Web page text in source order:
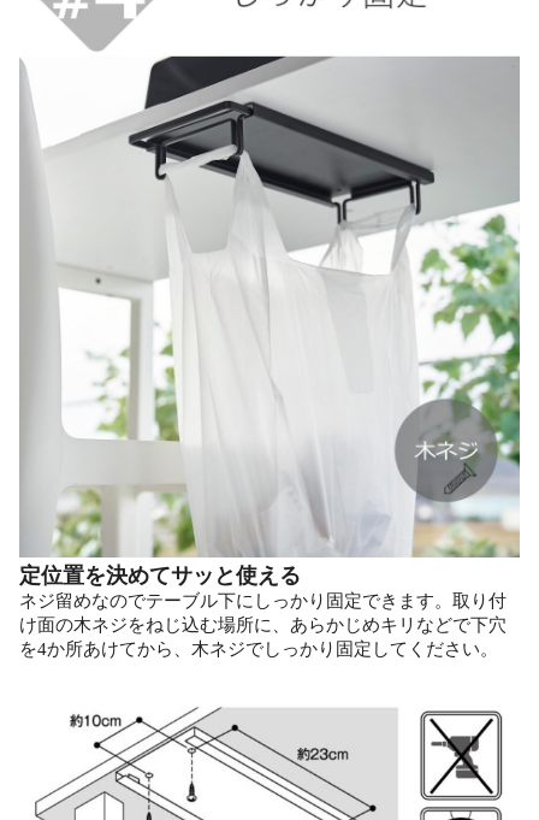
定位置を決めてサッと使える
ネジ留めなのでテーブル下にしっかり固定できます。取り付
け面の木ネジをねじ込む場所に、あらかじめキリなどで下穴
を4か所あけてから、木ネジでしっかり固定してください。